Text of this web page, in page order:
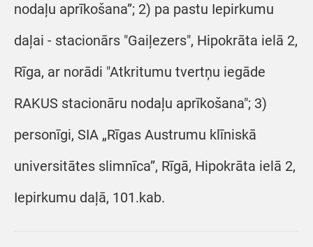
nodaļu aprīkošana”; 2) pa pastu Iepirkumu
daļai - stacionārs "Gaiļezers", Hipokrāta ielā 2,
Rīga, ar norādi "Atkritumu tvertņu iegāde
RAKUS stacionāru nodaļu aprīkošana"; 3)
personīgi, SIA „Rīgas Austrumu klīniskā
universitātes slimnīca”, Rīgā, Hipokrāta ielā 2,
Iepirkumu daļā, 101.kab.